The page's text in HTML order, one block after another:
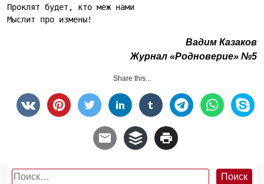
Проклят будет, кто меж нами
Мыслит про измены!
Вадим Казаков
Журнал «Родноверие» №5
Share this...
Найти: